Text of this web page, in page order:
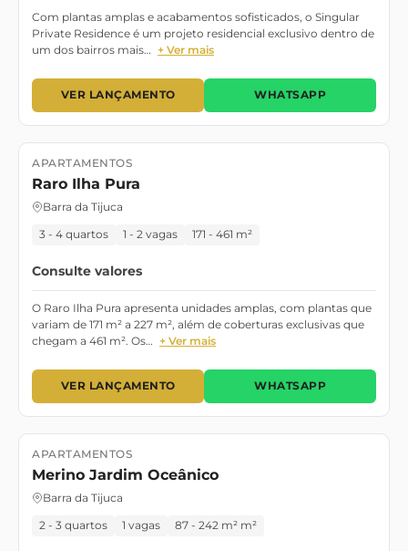
Com plantas amplas e acabamentos sofisticados, o Singular
Private Residence é um projeto residencial exclusivo dentro de
um dos bairros mais… + Ver mais
VER LANÇAMENTO WHATSAPP
Lançamento
APARTAMENTOS
Raro Ilha Pura
Barra da Tijuca
3 - 4 quartos 1 - 2 vagas 171 - 461 m²
Consulte valores
O Raro Ilha Pura apresenta unidades amplas, com plantas que
variam de 171 m² a 227 m², além de coberturas exclusivas que
chegam a 461 m². Os… + Ver mais
VER LANÇAMENTO WHATSAPP
Lançamento
APARTAMENTOS
Merino Jardim Oceânico
Barra da Tijuca
2 - 3 quartos 1 vagas 87 - 242 m² m²